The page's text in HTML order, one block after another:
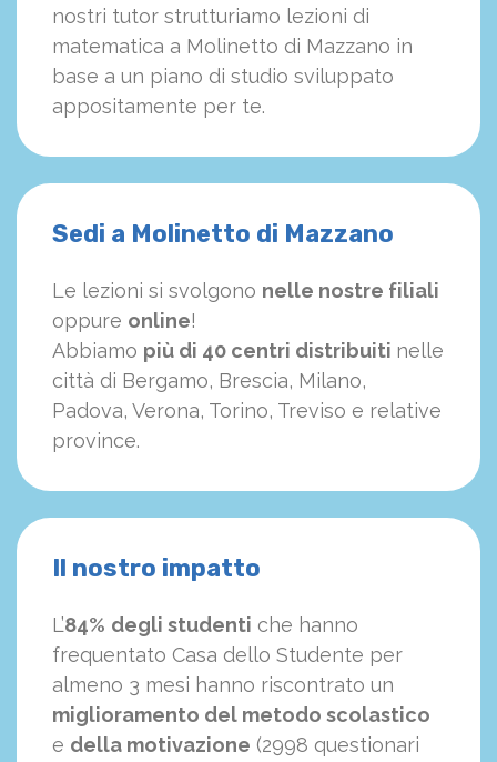
nostri tutor strutturiamo lezioni di
matematica a Molinetto di Mazzano in
base a un piano di studio sviluppato
appositamente per te.
Sedi a Molinetto di Mazzano
Le lezioni si svolgono nelle nostre filiali
oppure online!
Abbiamo più di 40 centri distribuiti nelle
città di Bergamo, Brescia, Milano,
Padova, Verona, Torino, Treviso e relative
province.
Il nostro impatto
L’84% degli studenti che hanno
frequentato Casa dello Studente per
almeno 3 mesi hanno riscontrato un
miglioramento del metodo scolastico
e della motivazione (2998 questionari